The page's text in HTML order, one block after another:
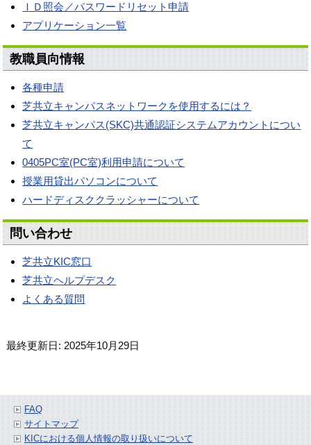
ＩＤ照会／パスワードリセット申請
アプリケーション一覧
教職員向情報
各種申請
芝共立キャンパスネットワークを使用するには？
芝共立キャンパス(SKC)共通認証システムアカウントについ
て
0405PC室(PC室)利用申請について
授業用貸出パソコンについて
ハードディスククラッシャーについて
問い合わせ
芝共立KIC窓口
芝共立ヘルプデスク
よくある質問
最終更新日: 2025年10月29日
FAQ
サイトマップ
KICにおける個人情報の取り扱いについて